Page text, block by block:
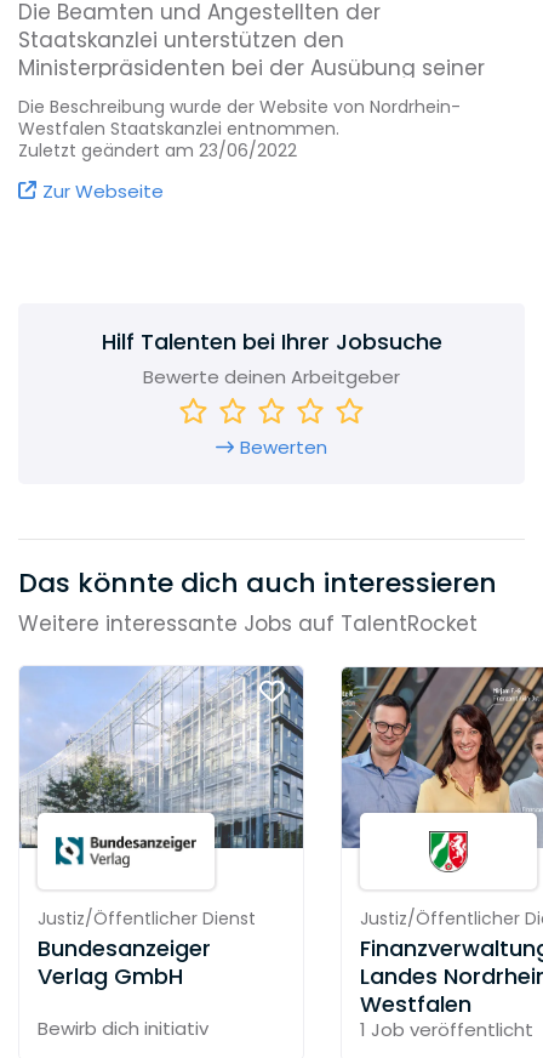
Die Beamten und Angestellten der
Staatskanzlei unterstützen den
Ministerpräsidenten bei der Ausübung seiner
Amtsgeschäfte. Die Staatskanzlei ist in
ständigem Kontakt mit den Ministerien und
damit stets informiert über die Umsetzung der
politischen Schwerpunktaufgaben in den
Ressorts und der nachgeordneten Verwaltung.
Landesbehörde. Chef der Staatskanzlei ist
Nathanael Liminski.
Die Beschreibung wurde der Website von Nordrhein-
Westfalen Staatskanzlei entnommen.
Zuletzt geändert am 23/06/2022
Zur Webseite
Hilf Talenten bei Ihrer Jobsuche
Bewerte deinen Arbeitgeber
Bewerten
Das könnte dich auch interessieren
Weitere interessante Jobs auf TalentRocket
Justiz/Öffentlicher Dienst
Bundesanzeiger
Verlag GmbH
Bewirb dich initiativ
Justiz/Öffentlicher
Landes
Westfalen
1 Job veröffentlicht